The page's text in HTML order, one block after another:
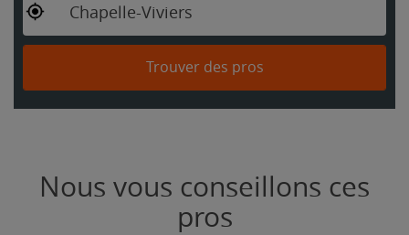
Chapelle-Viviers
Trouver des pros
Nous vous conseillons ces
pros